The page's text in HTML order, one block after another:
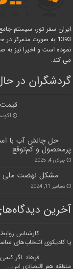
ایران سفر تور، سیستم
1393 به صورت متمرکز
نموده است و اخیرا نیز به
می کند.
گردشگران در
قیمت
آگوست 27,
حل چالش آب با
پرمحصول و کم‌توقع
جولای 4, 2025
مشکل نهضت ملی
دسامبر 11, 2024
آخرین
کارشناس
یا کادیکوی انتخاب‌های
فرهاد: اگر
منطقه هم اقتصادی اس...